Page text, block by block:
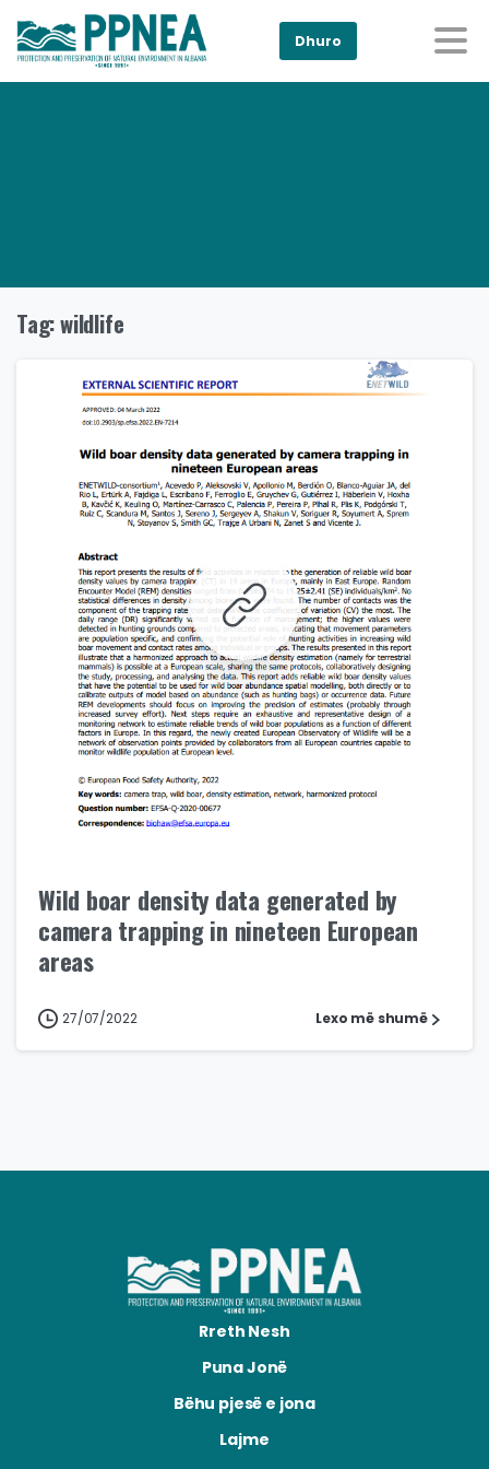
Dhuro
Tag:wildlife
Wild boar density data generated by
camera trapping in nineteen European
areas
27/07/2022 Lexo më shumë
Rreth Nesh
Puna Jonë
Bëhu pjesë e jona
Lajme